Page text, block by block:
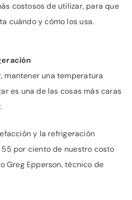
costosos de utilizar, para que
cuándo y cómo los usa.
mantener una temperatura
es una de las cosas más caras
y la refrigeración
por ciento de nuestro costo
Greg Epperson, técnico de